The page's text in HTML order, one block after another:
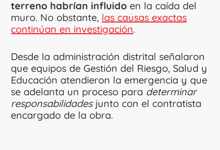
terreno habrían influido en la caída del
muro. No obstante, las causas exactas
continúan en investigación.
Desde la administración distrital señalaron
que equipos de Gestión del Riesgo, Salud y
Educación atendieron la emergencia y que
se adelanta un proceso para determinar
responsabilidadesjunto con el contratista
encargado de la obra.